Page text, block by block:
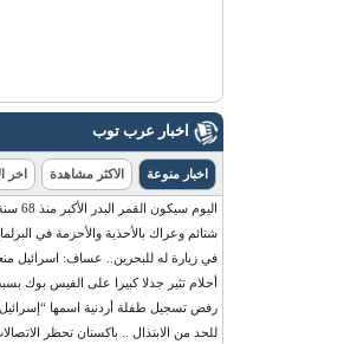
اخبار عرب توب
اخبار منوعة الاكثر مشاهدة اخر
اليوم سيكون القمر البدر الأكبر منذ 68 سنة
شتائم وعراك بالأحذية والأحزمة في
في زيارة له للبحرين.. عساف: اسرائيل
أحلام تثير جدلا كبيرا على الفيس بوك
رفض تسجيل طفلة أردنية اسمها
للحد من الابتذال .. باكستان تحظر